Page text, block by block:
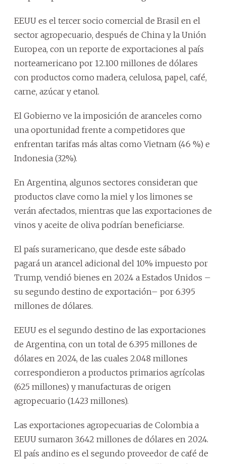
EEUU es el tercer socio comercial de Brasil en el
sector agropecuario, después de China y la Unión
Europea, con un reporte de exportaciones al país
norteamericano por 12.100 millones de dólares
con productos como madera, celulosa, papel, café,
carne, azúcar y etanol.
El Gobierno ve la imposición de aranceles como
una oportunidad frente a competidores que
enfrentan tarifas más altas como Vietnam (46 %) e
Indonesia (32%).
En Argentina, algunos sectores consideran que
productos clave como la miel y los limones se
verán afectados, mientras que las exportaciones de
vinos y aceite de oliva podrían beneficiarse.
El país suramericano, que desde este sábado
pagará un arancel adicional del 10% impuesto por
Trump, vendió bienes en 2024 a Estados Unidos –
su segundo destino de exportación– por 6.395
millones de dólares.
EEUU es el segundo destino de las exportaciones
de Argentina, con un total de 6.395 millones de
dólares en 2024, de las cuales 2.048 millones
correspondieron a productos primarios agrícolas
(625 millones) y manufacturas de origen
agropecuario (1.423 millones).
Las exportaciones agropecuarias de Colombia a
EEUU sumaron 3.642 millones de dólares en 2024.
El país andino es el segundo proveedor de café de